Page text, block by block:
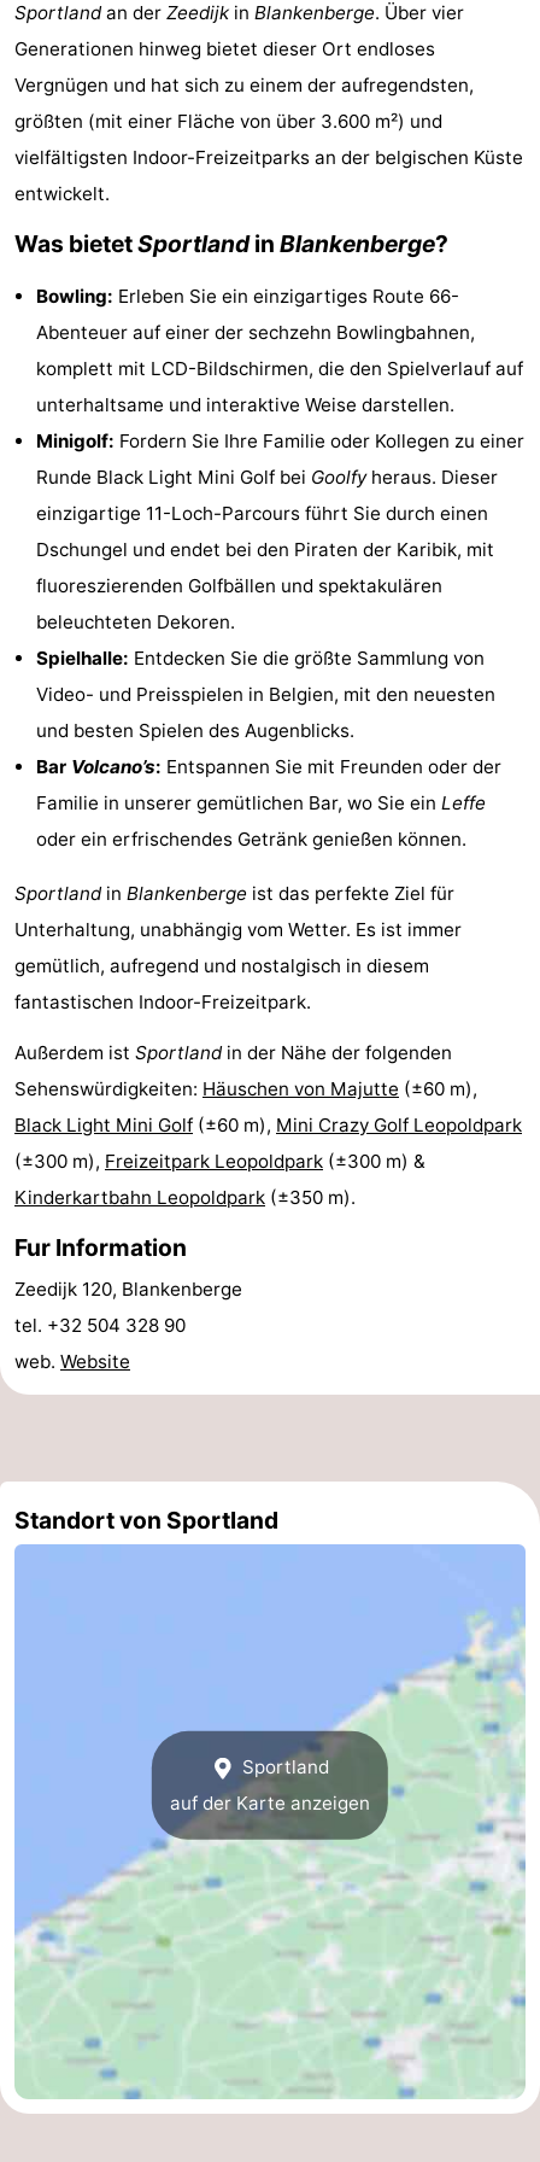
Beachside
-
Blankenberger
Duinen
-
Center
Parcs
De
Hotels
Zimmer
(mit
Lastminutes
Sehen
tun
Museen
Denkmäler
Aussichtspunkte
Attraktionen
Rundfahrten
Bauernhöfe
Spielplätze
Indoor-
Spielplätze
-
Bowling
Minigolfplätze
Wellness-
Zentren
Dörfer
&
Städte
Natur
Sport
Schwimmbader
-
Radfahren
-
Wandern
-
und
Veranstaltungen
Küstetram
Adressen
Region
Zeeuws-
Vlaanderen
-
Nieuwvliet
-
Sportlandan der Zeedijk in Blankenberge. Über vier
Generationen hinweg bietet dieser Ort endloses
Vergnügen und hat sich zu einem der aufregendsten,
größten (mit einer Fläche von über 3.600 m²) und
vielfältigsten Indoor-Freizeitparks an der belgischen Küste
entwickelt.
Was bietetSportlandin Blankenberge?
Bowling: Erleben Sie ein einzigartiges Route 66-
Abenteuer auf einer der sechzehn Bowlingbahnen,
komplett mit LCD-Bildschirmen, die den Spielverlauf auf
unterhaltsame und interaktive Weise darstellen.
Minigolf: Fordern Sie Ihre Familie oder Kollegen zu einer
Runde Black Light Mini Golf bei Goolfyheraus. Dieser
einzigartige 11-Loch-Parcours führt Sie durch einen
Dschungel und endet bei den Piraten der Karibik, mit
fluoreszierenden Golfbällen und spektakulären
beleuchteten Dekoren.
Spielhalle: Entdecken Sie die größte Sammlung von
Video- und Preisspielen in Belgien, mit den neuesten
und besten Spielen des Augenblicks.
Bar Volcano’s: Entspannen Sie mit Freunden oder der
Familie in unserer gemütlichen Bar, wo Sie ein Leffe
oder ein erfrischendes Getränk genießen können.
Sportlandin Blankenberge ist das perfekte Ziel für
Unterhaltung, unabhängig vom Wetter. Es ist immer
gemütlich, aufregend und nostalgisch in diesem
fantastischen Indoor-Freizeitpark.
Außerdem ist Sportlandin der Nähe der folgenden
Sehenswürdigkeiten: Häuschen von Majutte (±60 m),
Black Light Mini Golf (±60 m), Mini Crazy Golf Leopoldpark
(±300 m), Freizeitpark Leopoldpark (±300 m) &
Kinderkartbahn Leopoldpark (±350 m).
Fur Information
Zeedijk 120, Blankenberge
tel. +32 504 328 90
web. Website
Standort von Sportland
Sportland
auf der Karte anzeigen